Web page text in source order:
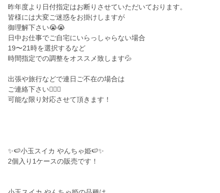
昨年度より日付指定はお断りさせていただいております。
皆様には大変ご迷惑をお掛けしますが
御理解下さい😭😭
日中お仕事でご自宅にいらっしゃらない場合
19〜21時を選択するなど
時間指定での調整をオススメ致します💦
出張や旅行などで連日ご不在の場合は
ご連絡下さい🙇🏻‍♀️
可能な限り対応させて頂きます！
✨🍉小玉スイカ やんちゃ姫🍉✨
2個入り1ケースの販売です！